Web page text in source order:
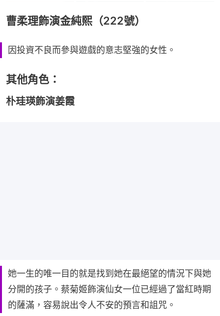
曹柔理飾演金純熙（222號）
因投資不良而參與遊戲的意志堅強的女性。
其他角色：
朴珪瑛飾演姜霞
她一生的唯一目的就是找到她在最絕望的情況下與她
分開的孩子。蔡菊姬飾演仙女一位已經過了當紅時期
的薩滿，容易說出令人不安的預言和詛咒。